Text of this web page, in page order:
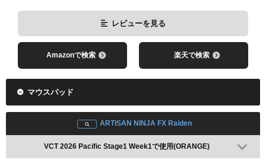
レビューを見る
Amazonで検索 楽天で検索
マウスパッド
ARTISAN NINJA FX Raiden
VCT 2026 Pacific Stage1 Week1で使用(ORANGE)